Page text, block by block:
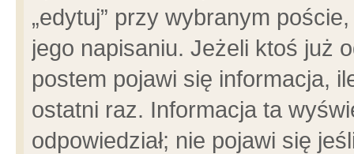
„edytuj” przy wybranym
jego napisaniu. Jeżeli ktoś już
postem pojawi się informacja,
ostatni raz. Informacja ta
odpowiedział; nie pojawi się